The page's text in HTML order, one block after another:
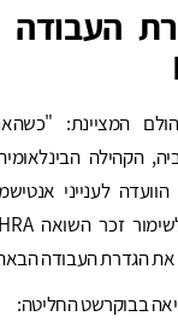
העבודה
המציינת:
הקהילה
לענייני